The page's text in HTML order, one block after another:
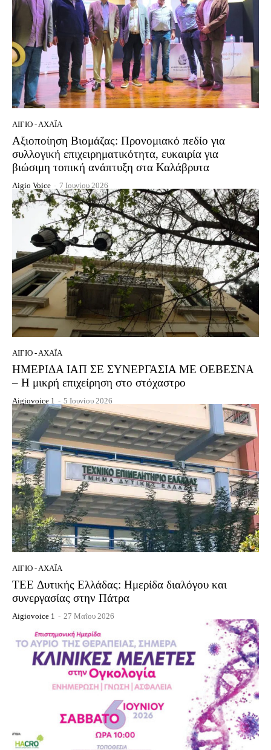
ΑΊΓΙΟ - ΑΧΑΪ́Α
Αξιοποίηση Βιομάζας: Προνομιακό πεδίο για
συλλογική επιχειρηματικότητα, ευκαιρία για
βιώσιμη τοπική ανάπτυξη στα Καλάβρυτα
Aigio Voice - 7 Ιουνίου 2026
ΑΊΓΙΟ - ΑΧΑΪ́Α
ΗΜΕΡΙΔΑ ΙΑΠ ΣΕ ΣΥΝΕΡΓΑΣΙΑ ΜΕ ΟΕΒΕΣΝΑ
– Η μικρή επιχείρηση στο στόχαστρο
Aigiovoice 1 - 5 Ιουνίου 2026
ΑΊΓΙΟ - ΑΧΑΪ́Α
TEE Δυτικής Ελλάδας: Ημερίδα διαλόγου και
συνεργασίας στην Πάτρα
Aigiovoice 1 - 27 Μαΐου 2026